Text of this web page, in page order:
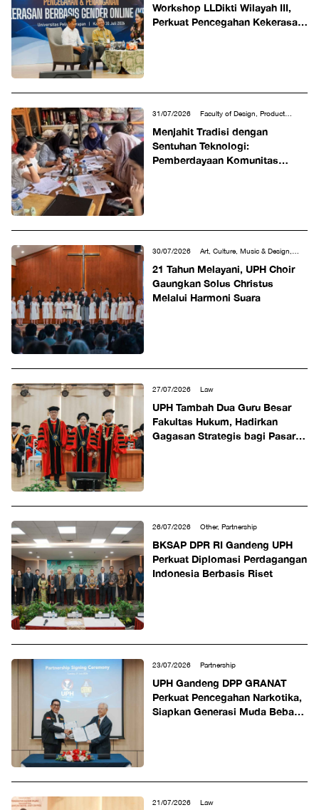
Workshop LLDikti Wilayah III,
Perkuat Pencegahan Kekerasan
31/07/2026
Menjahit Tradisi dengan
Sentuhan Teknologi:
Pemberdayaan Komunitas
30/07/2026
21 Tahun Melayani, UPH Choir
Gaungkan Solus Christus
Melalui Harmoni Suara
27/07/2026 Law
UPH Tambah Dua Guru Besar
Fakultas Hukum, Hadirkan
Gagasan Strategis bagi Pasar
26/07/2026 Other, Partnership
BKSAP DPR RI Gandeng UPH
Perkuat Diplomasi Perdagangan
Indonesia Berbasis Riset
23/07/2026 Partnership
UPH Gandeng DPP GRANAT
Perkuat Pencegahan Narkotika,
Siapkan Generasi Muda Bebas
21/07/2026 Law